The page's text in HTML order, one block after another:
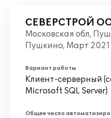
СЕВЕРСТРОЙ
Московская обл,
Пушкино, Март 2021
Вариант работы
Клиент-серверный
Microsoft SQL Server)
Общее число